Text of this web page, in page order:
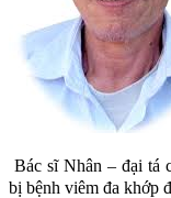
Bác sĩ Nhân – đại tá
bị bệnh viêm đa khớp